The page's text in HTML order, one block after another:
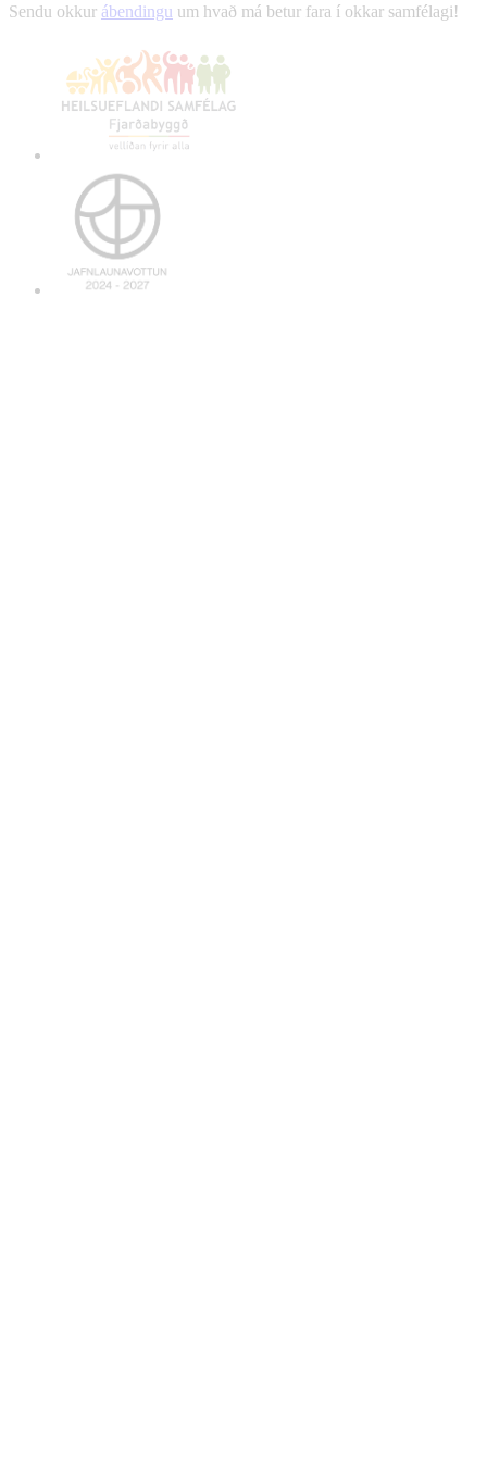
Sendu okkur ábendingu um hvað má betur fara í okkar samfélagi!